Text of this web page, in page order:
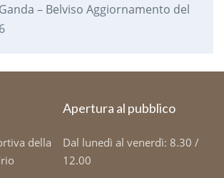
– Belviso Aggiornamento del
della
Apertura al pubblico
Dal lunedì al venerdì: 8.30 /
12.00